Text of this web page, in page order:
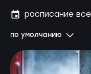
по умолчанию
расписание